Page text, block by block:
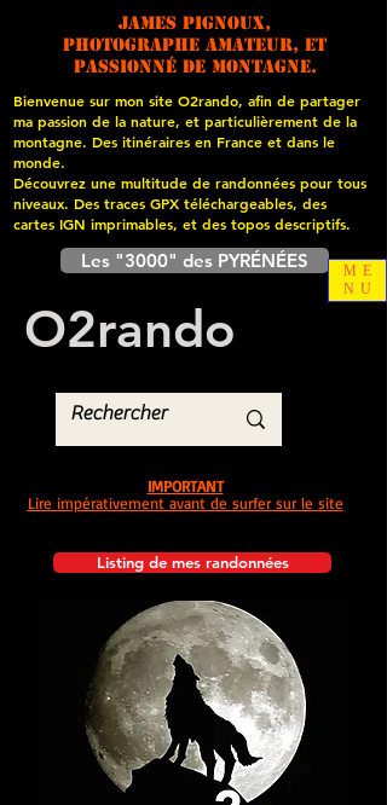
James PIGNOUX,
photographe amateur, et
passionné de montagne.
Bienvenue sur mon site O2rando, afin de partager
ma passion de la nature, et particulièrement de la
montagne. Des itinéraires en France et dans le
monde.
Découvrez une multitude de randonnées pour tous
niveaux. Des traces GPX téléchargeables, des
cartes IGN imprimables, et des topos descriptifs.
Les "3000" des PYRÉNÉES
O2rando
Listing de mes randonnées
IMPORTANT
Lire impérativement avant de surfer sur le site
ME
NU